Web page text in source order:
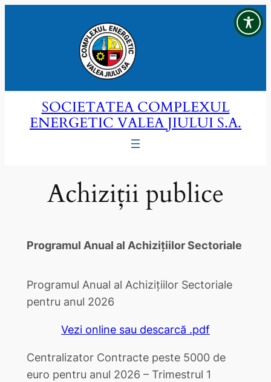
SOCIETATEA COMPLEXUL
ENERGETIC VALEA JIULUI S.A.
Achiziții publice
Programul Anual al Achizițiilor Sectoriale
Programul Anual al Achizițiilor Sectoriale
pentru anul 2026
Vezi online sau descarcă .pdf
Centralizator Contracte peste 5000 de
euro pentru anul 2026 – Trimestrul 1